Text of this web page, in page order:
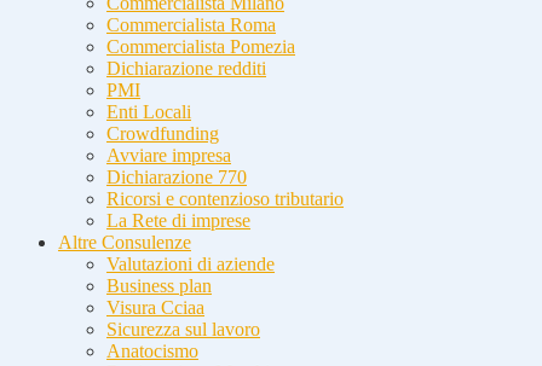
Commercialista Roma
Commercialista Pomezia
Dichiarazione redditi
PMI
Enti Locali
Crowdfunding
Avviare impresa
Dichiarazione 770
Ricorsi e contenzioso tributario
La Rete di imprese
Altre Consulenze
Valutazioni di aziende
Business plan
Visura Cciaa
Sicurezza sul lavoro
Anatocismo